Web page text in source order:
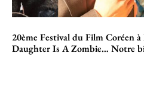
20ème Festival du Film Coréen
Daughter Is A Zombie… Notre